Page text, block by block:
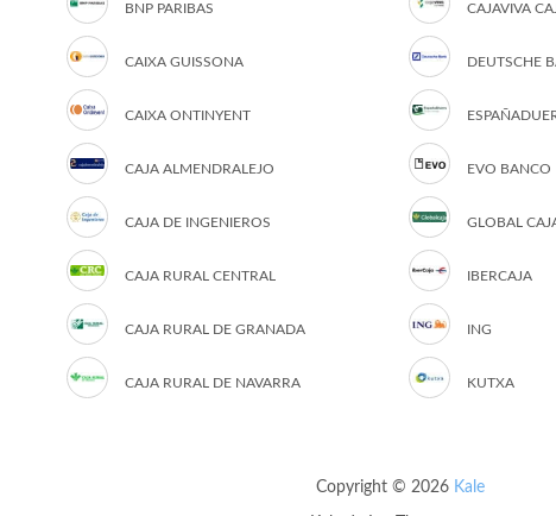
BNP PARIBAS
CAIXA GUISSONA
CAIXA ONTINYENT
CAJA ALMENDRALEJO
CAJA DE INGENIEROS
CAJA RURAL CENTRAL
CAJA RURAL DE GRANADA
CAJA RURAL DE NAVARRA
CAJAVIVA
DEUTSCHE
EVO BANCO
GLOBAL
IBERCAJA
ING
KUTXA
Copyright © 2026 Kale